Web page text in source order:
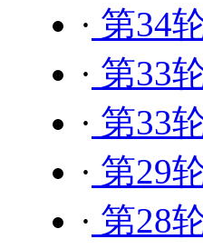
· 第34
· 第33
· 第33
· 第29
· 第28